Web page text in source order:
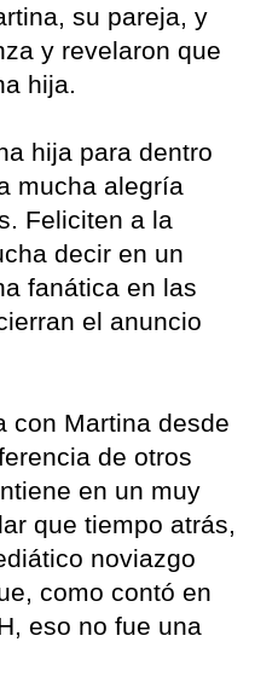
su pareja, y
y revelaron que
hija.
hija para dentro
mucha alegría
Feliciten a la
decir en un
fanática en las
el anuncio
con Martina desde
de otros
en un muy
que tiempo atrás,
noviazgo
como contó en
eso no fue una